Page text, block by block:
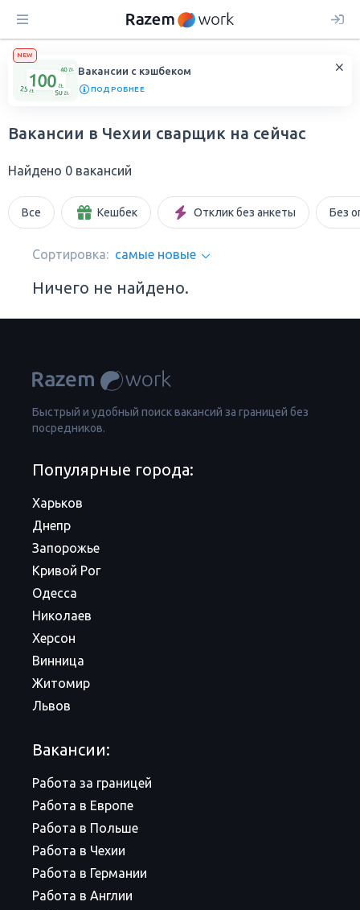
NEW
Вакансии с кэшбеком
ПОДРОБНЕЕ
Вакансии в Чехии сварщик на сейчас
Найдено 0 вакансий
Все Кешбек Отклик без анкеты Без
Сортировка: самые новые
Ничего не найдено.
Быстрый и удобный поиск вакансий за границей без
посредников.
Популярные города:
Харьков
Днепр
Запорожье
Кривой Рог
Одесса
Николаев
Херсон
Винница
Житомир
Львов
Вакансии:
Работа за границей
Работа в Европе
Работа в Польше
Работа в Чехии
Работа в Германии
Работа в Англии